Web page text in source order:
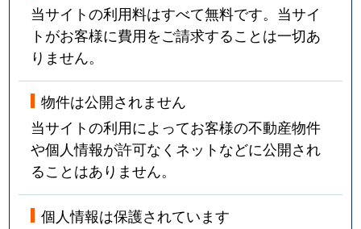
当サイトの利用料はすべて無料です。当サイ
トがお客様に費用をご請求することは一切あ
りません。
物件は公開されません
当サイトの利用によってお客様の不動産物件
や個人情報が許可なくネットなどに公開され
ることはありません。
個人情報は保護されています